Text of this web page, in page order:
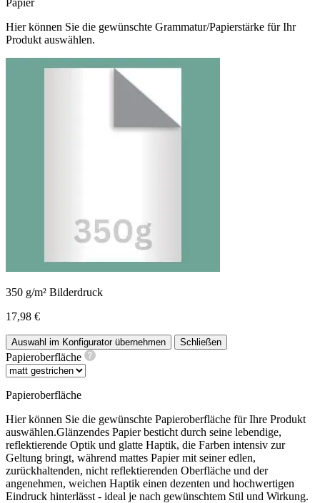
Papier
Hier können Sie die gewünschte Grammatur/Papierstärke für Ihr
Produkt auswählen.
350 g/m² Bilderdruck
17,98 €
Auswahl im Konfigurator übernehmen Schließen
Papieroberfläche
Papieroberfläche
Hier können Sie die gewünschte Papieroberfläche für Ihre Produkt
auswählen.Glänzendes Papier besticht durch seine lebendige,
reflektierende Optik und glatte Haptik, die Farben intensiv zur
Geltung bringt, während mattes Papier mit seiner edlen,
zurückhaltenden, nicht reflektierenden Oberfläche und der
angenehmen, weichen Haptik einen dezenten und hochwertigen
Eindruck hinterlässt - ideal je nach gewünschtem Stil und Wirkung.